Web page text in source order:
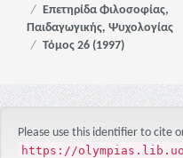
Επετηρίδα Φιλοσοφίας,
Παιδαγωγικής, Ψυχολογίας
Τόμος 26 (1997)
Please use this identifier to cite
https://